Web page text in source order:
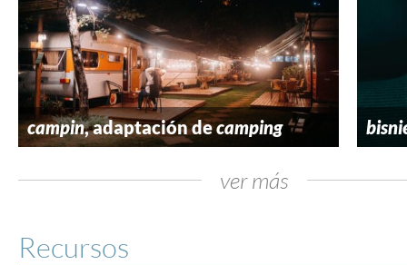
campin, adaptación decamping
ver más
Recursos